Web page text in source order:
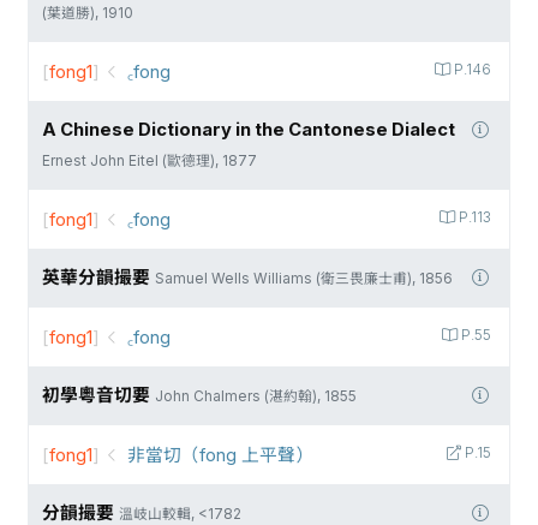
(葉道勝), 1910
P.146
[fong1] ꜀fong
A Chinese Dictionary in the Cantonese Dialect
Ernest John Eitel (歐德理), 1877
P.113
[fong1] ꜀fong
英華分韻撮要 Samuel Wells Williams (衛三畏廉士甫), 1856
P.55
[fong1] ꜀fong
初學粵音切要 John Chalmers (湛約翰), 1855
P.15
[fong1] 非當切（fong 上平聲）
分韻撮要 溫岐山較輯, <1782